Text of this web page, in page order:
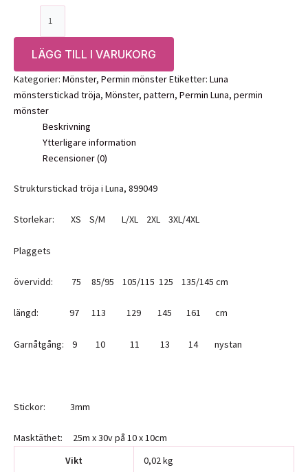
Strukturstickad
Luna,
899049-
Permin
LÄGG TILL I VARUKORG
Kategorier: Mönster, Permin mönsterEtiketter: Luna
mönsterstickad tröja, Mönster, pattern, Permin Luna, permin
mönster
Beskrivning
Ytterligare information
Recensioner (0)
Strukturstickad tröja i Luna, 899049
Storlekar: XS S/M L/XL 2XL 3XL/4XL
Plaggets
övervidd: 75 85/95 105/115 125 135/145 cm
längd: 97 113 129 145 161 cm
Garnåtgång: 9 10 11 13 14 nystan
Stickor: 3mm
Masktäthet: 25m x 30v på 10 x 10cm
Vikt
0,02 kg